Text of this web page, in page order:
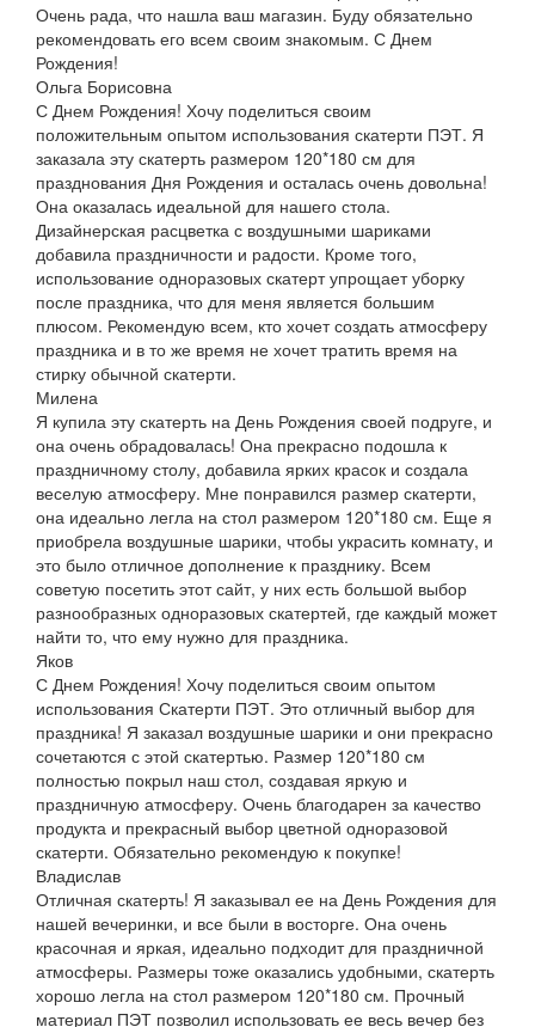
Очень рада, что нашла ваш магазин. Буду обязательно
рекомендовать его всем своим знакомым. С Днем
Рождения!
Ольга Борисовна
С Днем Рождения! Хочу поделиться своим
положительным опытом использования скатерти ПЭТ. Я
заказала эту скатерть размером 120*180 см для
празднования Дня Рождения и осталась очень довольна!
Она оказалась идеальной для нашего стола.
Дизайнерская расцветка с воздушными шариками
добавила праздничности и радости. Кроме того,
использование одноразовых скатерт упрощает уборку
после праздника, что для меня является большим
плюсом. Рекомендую всем, кто хочет создать атмосферу
праздника и в то же время не хочет тратить время на
стирку обычной скатерти.
Милена
Я купила эту скатерть на День Рождения своей подруге, и
она очень обрадовалась! Она прекрасно подошла к
праздничному столу, добавила ярких красок и создала
веселую атмосферу. Мне понравился размер скатерти,
она идеально легла на стол размером 120*180 см. Еще я
приобрела воздушные шарики, чтобы украсить комнату, и
это было отличное дополнение к празднику. Всем
советую посетить этот сайт, у них есть большой выбор
разнообразных одноразовых скатертей, где каждый может
найти то, что ему нужно для праздника.
Яков
С Днем Рождения! Хочу поделиться своим опытом
использования Скатерти ПЭТ. Это отличный выбор для
праздника! Я заказал воздушные шарики и они прекрасно
сочетаются с этой скатертью. Размер 120*180 см
полностью покрыл наш стол, создавая яркую и
праздничную атмосферу. Очень благодарен за качество
продукта и прекрасный выбор цветной одноразовой
скатерти. Обязательно рекомендую к покупке!
Владислав
Отличная скатерть! Я заказывал ее на День Рождения для
нашей вечеринки, и все были в восторге. Она очень
красочная и яркая, идеально подходит для праздничной
атмосферы. Размеры тоже оказались удобными, скатерть
хорошо легла на стол размером 120*180 см. Прочный
материал ПЭТ позволил использовать ее весь вечер без